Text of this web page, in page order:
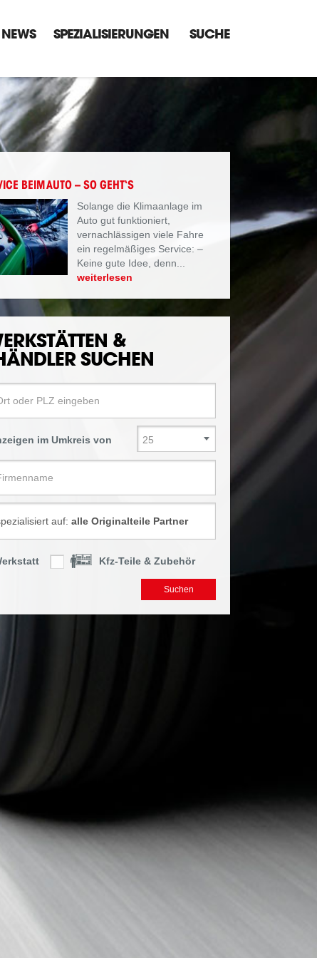
NEWS SPEZIALISIERUNGEN SUCHE
BEIM AUTO – SO GEHT‘S
Solange die Klimaanlage im
Auto gut funktioniert,
vernachlässigen viele Fahre
ein regelmäßiges Service: –
Keine gute Idee, denn...
weiterlesen
&
SUCHEN
im Umkreis von
Kfz-Teile & Zubehör